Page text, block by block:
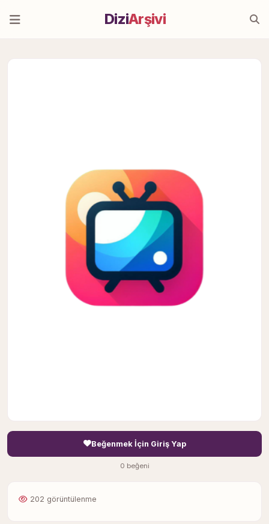
DiziArşivi
Beğenmek İçin Giriş Yap
0 beğeni
202 görüntülenme